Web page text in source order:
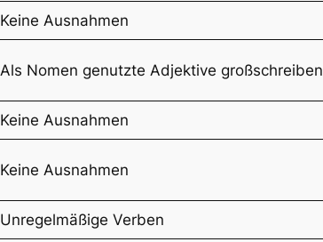
Keine Ausnahmen
Als Nomen genutzte Adjektive großschreiben
Keine Ausnahmen
Keine Ausnahmen
Unregelmäßige Verben